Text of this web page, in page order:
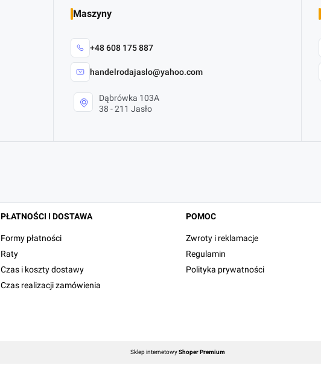
Maszyny
+48 608 175 887
handelrodajaslo@yahoo.com
Dąbrówka 103A
38 - 211 Jasło
PŁATNOŚCI I DOSTAWA
Formy płatności
Raty
Czas i koszty dostawy
Czas realizacji zamówienia
POMOC
Zwroty i reklamacje
Regulamin
Polityka prywatności
Sklep internetowyShoper Premium